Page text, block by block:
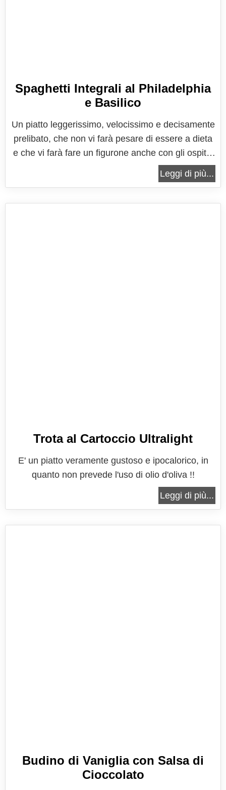
Spaghetti Integrali al Philadelphia
e Basilico
Un piatto leggerissimo, velocissimo e decisamente
prelibato, che non vi farà pesare di essere a dieta
e che vi farà fare un figurone anche con gli ospiti!!
In alternativa potete usare qualsiasi formato di
pasta integrale, o anche di pasta normale, e
Leggi di più...
Trota al Cartoccio Ultralight
E' un piatto veramente gustoso e ipocalorico, in
quanto non prevede l'uso di olio d'oliva !!
Leggi di più...
Budino di Vaniglia con Salsa di
Cioccolato